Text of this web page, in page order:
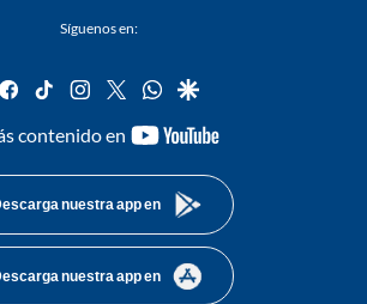
Síguenos en:
facebook
tiktok instagram
twitterwhatsapp
google
contenido en
youtube-
nuestra app en
nuestra app en